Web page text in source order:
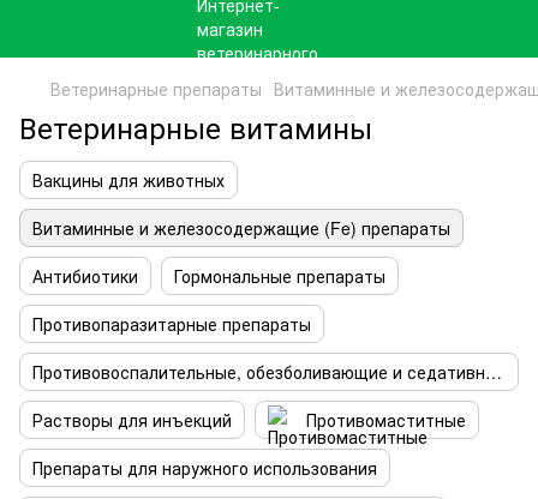
Ветеринарные препараты Витаминные и
Ветеринарные витамины
Вакцины для животных
Витаминные и железосодержащие (Fe) препараты
Антибиотики
Гормональные препараты
Противопаразитарные препараты
Противовоспалительные, обезболивающие и седативные препараты
Растворы для инъекций
Противомаститные
Препараты для наружного использования